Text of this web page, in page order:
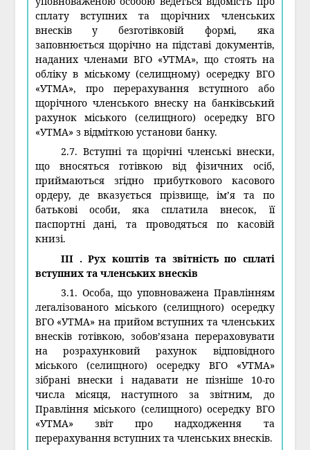
сплату вступних та щорічних членських
внесків у безготівковій формі, яка
заповнюється щорічно на підставі документів,
наданих членами ВГО «УТМА», що стоять на
обліку в міському (селищному) осередку ВГО
«УТМА», про перерахування вступного або
щорічного членського внеску на банківський
рахунок міського (селищного) осередку ВГО
«УТМА» з відміткою установи банку.
2.7. Вступні та щорічні членські внески,
що вносяться готівкою від фізичних осіб,
приймаються згідно прибуткового касового
ордеру, де вказується прізвище, ім’я та по
батькові особи, яка сплатила внесок, її
паспортні дані, та проводяться по касовій
книзі.
III . Рух коштів та звітність по сплаті
вступних та членських внесків
3.1. Особа, що уповноважена Правлінням
легалізованого міського (селищного) осередку
ВГО «УТМА» на прийом вступних та членських
внесків готівкою, зобов’язана перераховувати
на розрахунковий рахунок відповідного
міського (селищного) осередку ВГО «УТМА»
зібрані внески і надавати не пізніше 10-го
числа місяця, наступного за звітним, до
Правління міського (селищного) осередку ВГО
«УТМА» звіт про надходження та
перерахування вступних та членських внесків.